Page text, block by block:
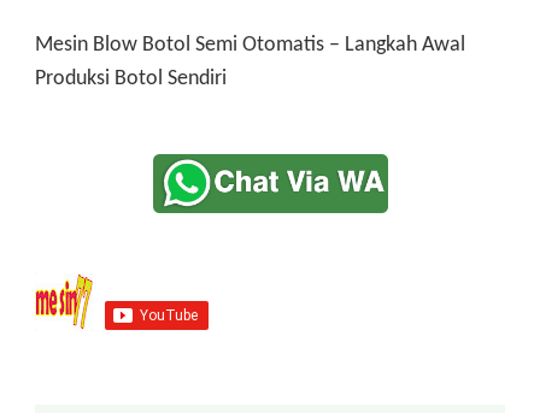
Mesin Blow Botol Semi Otomatis – Langkah Awal
Produksi Botol Sendiri